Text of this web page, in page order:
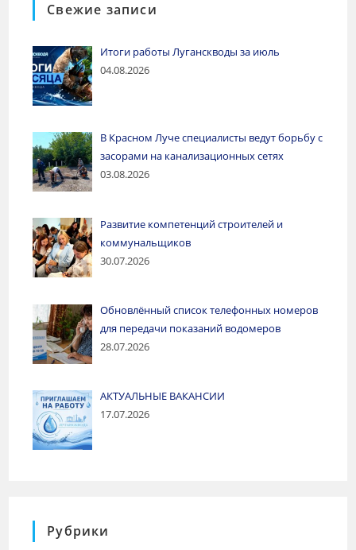
Свежие записи
Итоги работы Луганскводы за июль
04.08.2026
В Красном Луче специалисты ведут борьбу с
засорами на канализационных сетях
03.08.2026
Развитие компетенций строителей и
коммунальщиков
30.07.2026
Обновлённый список телефонных номеров
для передачи показаний водомеров
28.07.2026
АКТУАЛЬНЫЕ ВАКАНСИИ
17.07.2026
Рубрики